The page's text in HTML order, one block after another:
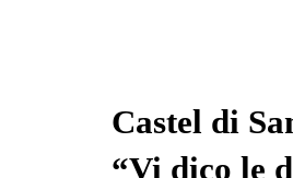
Castel di
“Vi dico le